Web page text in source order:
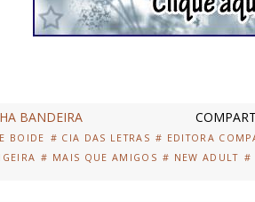
BANDEIRA
BOIDE # CIA DAS LETRAS # EDITORA
# MAIS QUE AMIGOS # NEW ADULT #